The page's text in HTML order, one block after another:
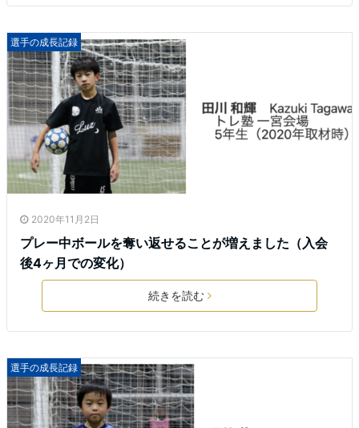
選手の成長記録
2020年11月2日
プレー中ボールを奪い返せることが増えました（入会
後4ヶ月での変化）
続きを読む
選手の成長記録